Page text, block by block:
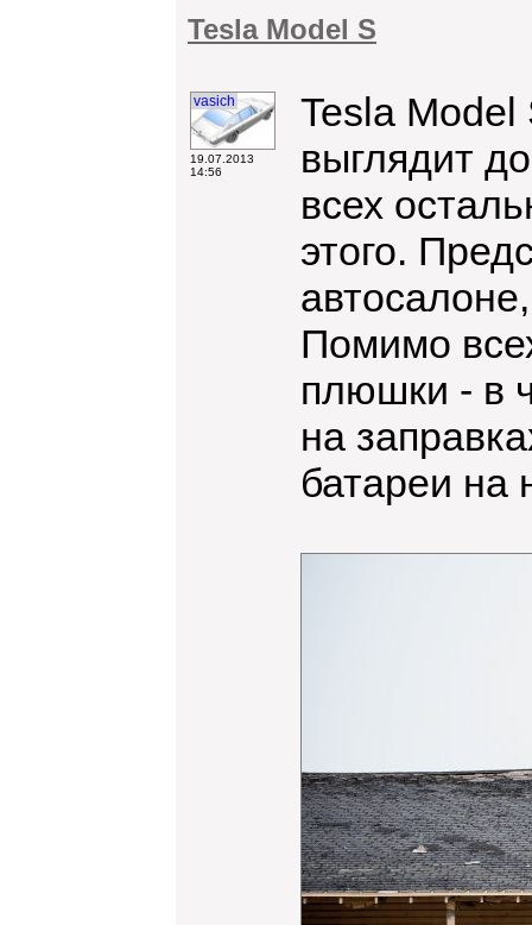
Tesla Model S
vasich
19.07.2013
14:56
Tesla Model
выглядит
всех
этого.
Помимо
плюшки - в
на
батареи на